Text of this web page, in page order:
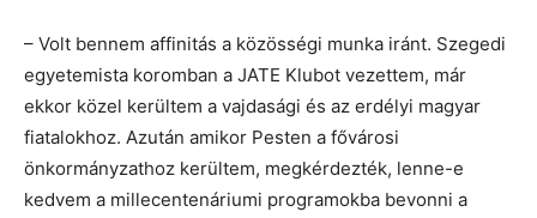
– Volt bennem affinitás a közösségi munka iránt. Szegedi
egyetemista koromban a JATE Klubot vezettem, már
ekkor közel kerültem a vajdasági és az erdélyi magyar
fiatalokhoz. Azután amikor Pesten a fővárosi
önkormányzathoz kerültem, megkérdezték, lenne-e
kedvem a millecentenáriumi programokba bevonni a